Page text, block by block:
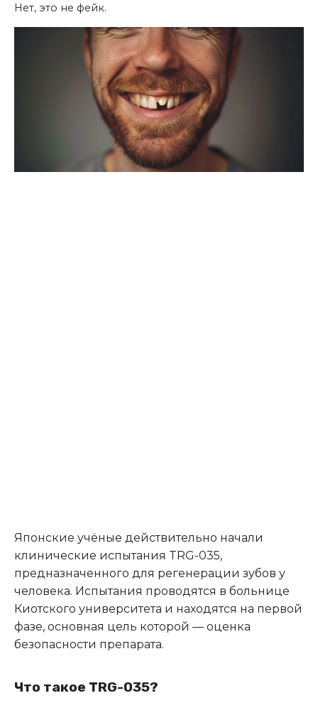
Нет, это не фейк.
Японские учёные действительно начали
клинические испытания TRG-035,
предназначенного для регенерации зубов у
человека. Испытания проводятся в больнице
Киотского университета и находятся на первой
фазе, основная цель которой — оценка
безопасности препарата.
Что такое TRG-035?